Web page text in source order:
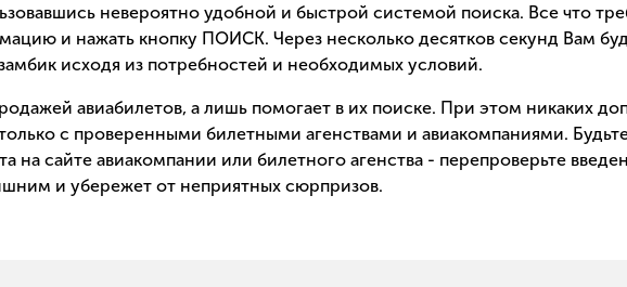
невероятно удобной и быстрой системой поиска. Все что
и нажать кнопку ПОИСК. Через несколько десятков секунд Вам
исходя из потребностей и необходимых условий.
авиабилетов, а лишь помогает в их поиске. При этом никаких
с проверенными билетными агенствами и авиакомпаниями.
на сайте авиакомпании или билетного агенства - перепроверьте
и убережет от неприятных сюрпризов.